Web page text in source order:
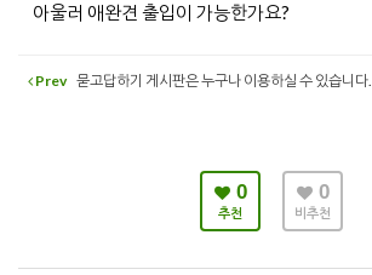
아울러 애완견 출입이 가능한가요?
Prev 묻고답하기 게시판은 누구나 이용하실 수 있습니다.
0
추천
0
비추천